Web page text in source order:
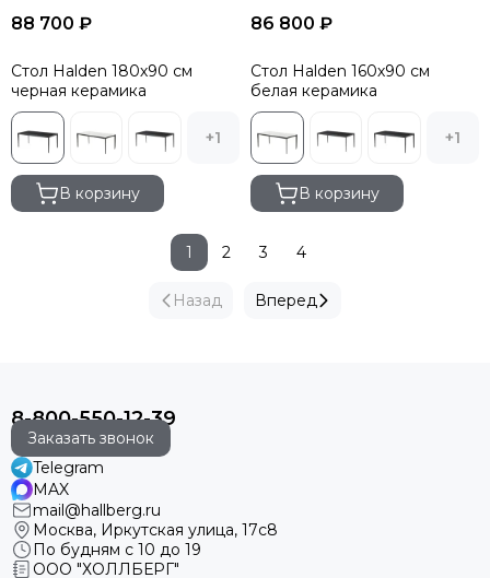
88 700 ₽
Стол Halden 180х90 см
черная керамика
+1
В корзину
86 800 ₽
Стол Halden 160х90 см
белая керамика
+1
В корзину
Назад
1 2 3 4
Вперед
8-800-550-12-39
Заказать звонок
Telegram
MAX
mail@hallberg.ru
Москва, Иркутская улица, 17с8
По будням с 10 до 19
ООО "ХОЛЛБЕРГ"